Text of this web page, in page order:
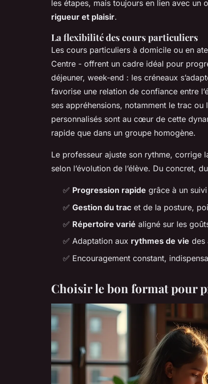
les étapes, mais toujours en lien avec un
rigueur et plaisir.
La flexibilité des cours particuliers
Les cours particuliers à domicile ou en
Centre - offrent un cadre idéal pour
déjeuner, week-end : les créneaux
favorise une relation de confiance entre
ses appréhensions, notamment le trac
personnalisés sont au cœur de cette
rapide que dans un groupe homogène.
Le professeur ajuste son rythme, corrige
selon l’évolution de l’élève. Du concret,
✅ Progression rapide grâce à un
✅ Gestion du trac et de la posture,
✅ Répertoire varié aligné sur les
✅ Adaptation aux rythmes de vie des
✅ Encouragement constant,
Choisir le bon format pour